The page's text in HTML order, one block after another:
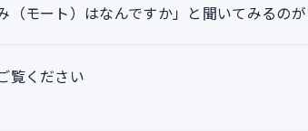
（モート）はなんですか」と聞いてみるのが
覧ください